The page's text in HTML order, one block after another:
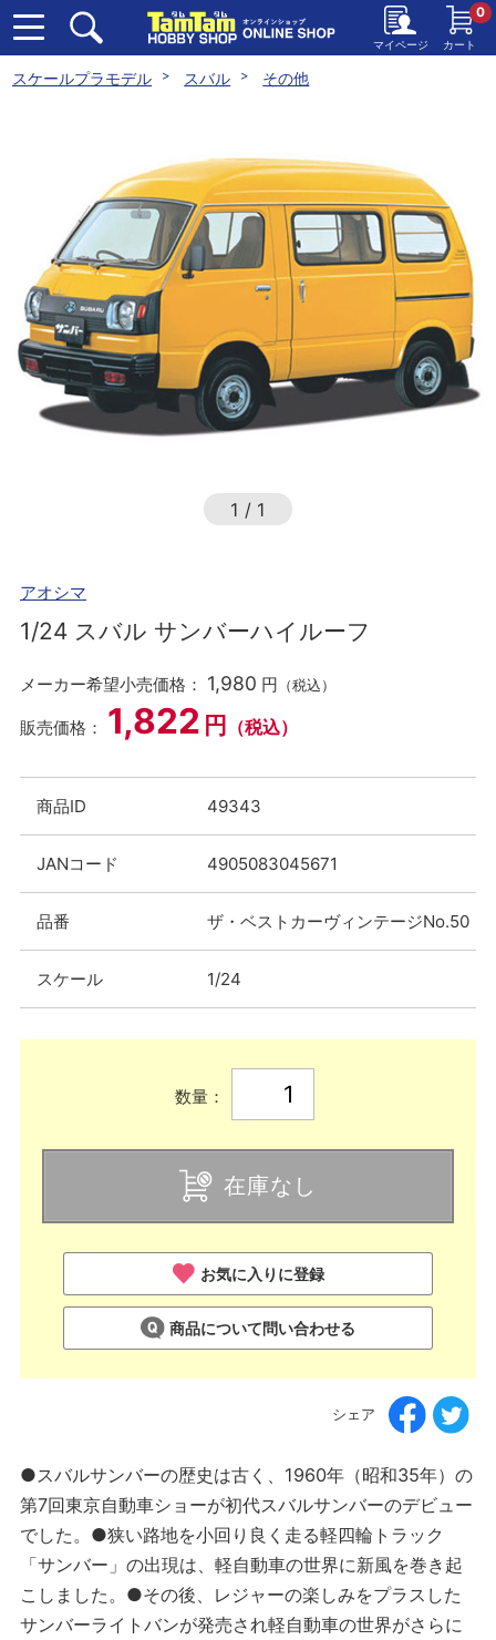
マイページ カート
0
スケールプラモデル スバル その他
1 / 1
アオシマ
1/24 スバル サンバーハイルーフ
メーカー希望小売価格： 1,980 円 （税込）
販売価格： 1,822 円 （税込）
商品ID 49343
JANコード 4905083045671
品番 ザ・ベストカーヴィンテージNo.50
スケール 1/24
数量：
在庫なし
お気に入りに登録
商品について問い合わせる
シェア
●スバルサンバーの歴史は古く、1960年（昭和35年）の
第7回東京自動車ショーが初代スバルサンバーのデビュー
でした。●狭い路地を小回り良く走る軽四輪トラック
「サンバー」の出現は、軽自動車の世界に新風を巻き起
こしました。●その後、レジャーの楽しみをプラスした
サンバーライトバンが発売され軽自動車の世界がさらに